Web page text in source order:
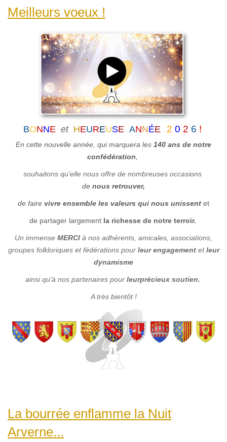
Meilleurs voeux !
BONNE et HEUREUSE ANNÉE 2 0 2 6 !
En cette nouvelle année, qui marquera les 140 ans de notre
confédération
souhaitons qu’elle nous offre de nombreuses occasions
de nous retrouver,
de faire vivre ensemble les valeurs qui nous unissent et
de partager largement la richesse de notre terroir.
Un immense MERCI à nos adhérents, amicales, associations,
groupes folkloriques et fédérations pourleur engagement etleur
dynamisme
ainsi qu'à nos partenaires pourleurprécieux soutien.
A très bientôt !
La bourrée enflamme la Nuit
Arverne...